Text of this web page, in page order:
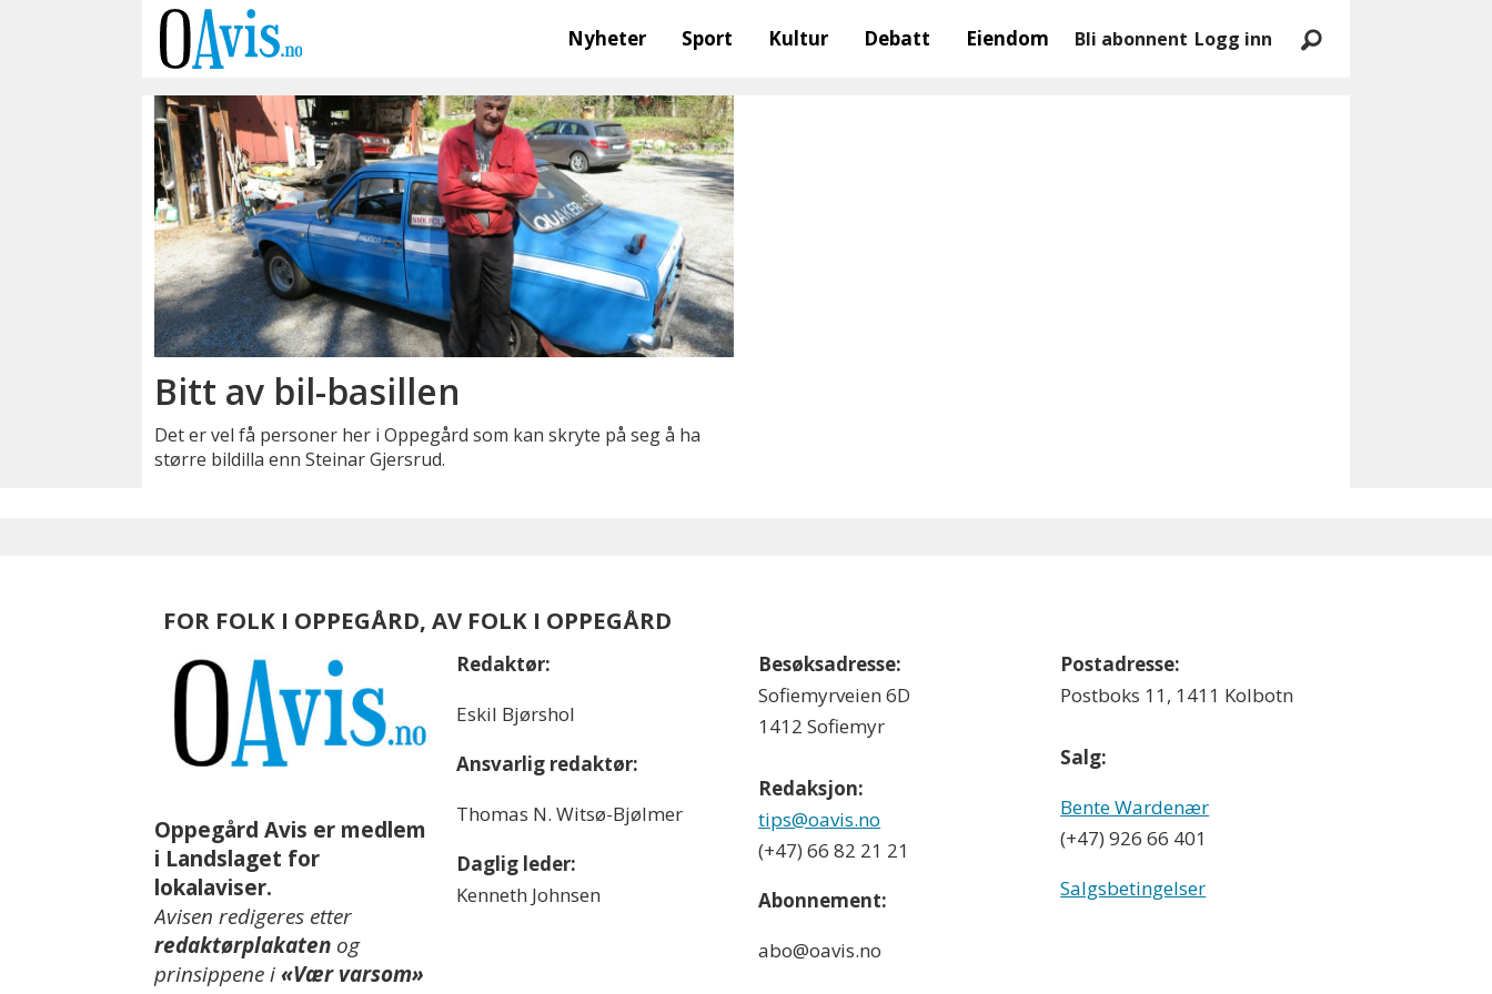
Nyheter Sport Kultur Debatt Eiendom Bli abonnent Logg inn
gjersrud
Bitt av bil-basillen
Det er vel få personer her i Oppegård som kan skryte på seg å ha
større bildilla enn Steinar Gjersrud.
FOR FOLK I OPPEGÅRD, AV FOLK I OPPEGÅRD
Oppegård Avis er medlem
i Landslaget for
lokalaviser.
Avisen redigeres etter
redaktørplakaten og
prinsippene i«Vær varsom»
Redaktør:
Eskil Bjørshol
Ansvarlig redaktør:
Thomas N. Witsø-Bjølmer
Daglig leder:
Kenneth Johnsen
Besøksadresse:
Sofiemyrveien 6D
1412 Sofiemyr
Redaksjon:
tips@oavis.no
(+47) 66 82 21 21
Abonnement:
abo@oavis.no
Postadresse:
Postboks 11, 1411 Kolbotn
Salg:
Bente Wardenær
(+47) 926 66 401
Salgsbetingelser